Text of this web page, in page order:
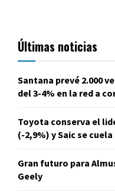
Últimas noticias
Santana prevé 2.000
del 3-4% en la red a
Toyota conserva el
(-2,9%) y Saic se
Gran futuro para
Geely